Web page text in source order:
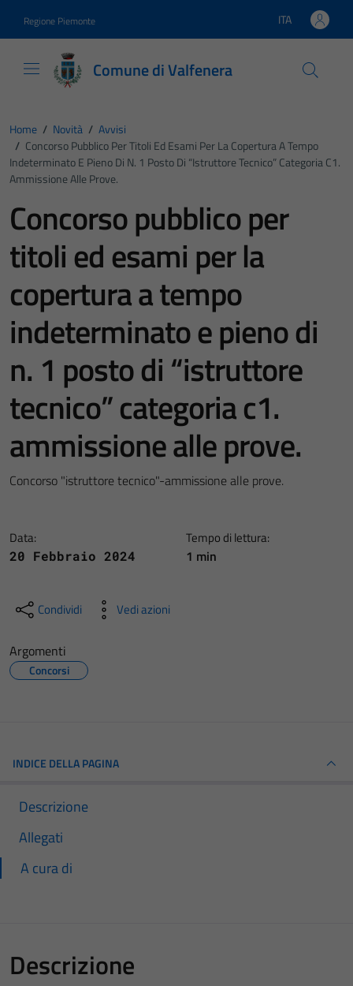
Regione Piemonte Lingua attiva:
ITA
Comune di Valfenera
Home / Novità / Avvisi
/ Concorso Pubblico Per Titoli Ed Esami Per La Copertura A Tempo
Indeterminato E Pieno Di N. 1 Posto Di “istruttore Tecnico” Categoria C1.
Ammissione Alle Prove.
Concorso pubblico per
titoli ed esami per la
copertura a tempo
indeterminato e pieno di
n. 1 posto di “istruttore
tecnico” categoria c1.
ammissione alle prove.
Concorso "istruttore tecnico"-ammissione alle prove.
Data:
20 Febbraio 2024
Tempo di lettura:
1 min
Condividi Vedi azioni
Argomenti
Concorsi
INDICE DELLA PAGINA
Descrizione
Allegati
A cura di
Descrizione